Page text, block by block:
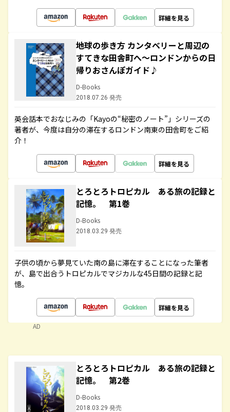
詳細を見る
地球の歩き方 カンタベリーと周辺の
すてきな田舎町へ～ロンドンからの日
帰りおさんぽガイド♪
D-Books
2018.07.26 発売
英会話本でおなじみの「Kayoの“秘密のノート”」シリーズの
著者が、今度は自分の滞在するロンドン南東の田舎町をご紹
介！
詳細を見る
とろとろトロピカル ある旅の記録と
記憶。 第1巻
D-Books
2018.03.29 発売
子供の頃から夢見ていた南の島に滞在することになった筆者
が、島で出合うトロピカルでマジカルな45日間の記録と記
憶。
詳細を見る
AD
とろとろトロピカル ある旅の記録と
記憶。 第2巻
D-Books
2018.03.29 発売